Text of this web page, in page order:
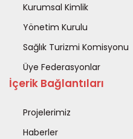
Kurumsal Kimlik
Yönetim Kurulu
Sağlık Turizmi Komisyonu
Üye Federasyonlar
İçerik Bağlantıları
Projelerimiz
Haberler